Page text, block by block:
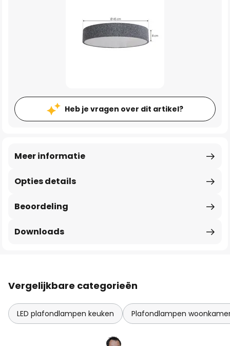
Heb je vragen over dit artikel?
Opties details
Meer informatie
Beoordeling
Downloads
Vergelijkbare categorieën
LED plafondlampen keuken Plafondlampen